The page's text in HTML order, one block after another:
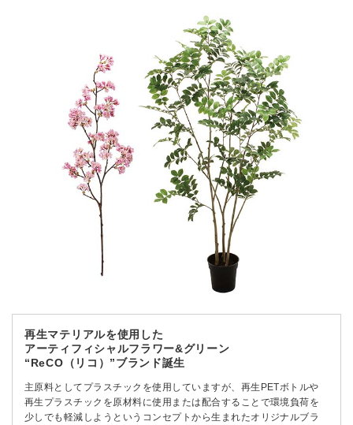
再生マテリアルを使用した
アーティフィシャルフラワー&グリーン
“ReCO（リコ）”ブランド誕生
主原料としてプラスチックを使用していますが、再生PETボトルや
再生プラスチックを原材料に使用または配合することで環境負荷を
少しでも軽減しようというコンセプトから生まれたオリジナルブラ